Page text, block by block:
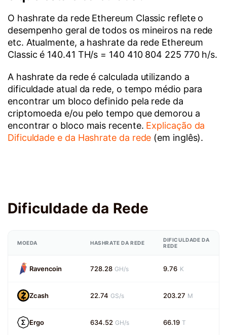
O hashrate da rede Ethereum Classic reflete o
desempenho geral de todos os mineiros na rede
etc. Atualmente, a hashrate da rede Ethereum
Classic é 140.41 TH/s = 140 410 804 225 770 h/s.
A hashrate da rede é calculada utilizando a
dificuldade atual da rede, o tempo médio para
encontrar um bloco definido pela rede da
criptomoeda e/ou pelo tempo que demorou a
encontrar o bloco mais recente. Explicação da
Dificuldade e da Hashrate da rede (em inglês).
Dificuldade da Rede
MOEDA HASHRATE DA REDE
DIFICULDADE DA
REDE
Ravencoin 728.28 GH/s 9.76 K
Zcash 22.74 GS/s 203.27 M
Ergo 634.52 GH/s 66.19 T